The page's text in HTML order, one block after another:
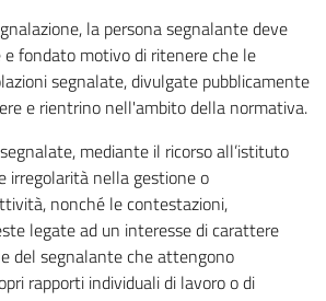
la persona segnalante deve
fondato motivo di ritenere che le
segnalate, divulgate pubblicamente
e rientrino nell'ambito della normativa.
mediante il ricorso all’istituto
irregolarità nella gestione o
nonché le contestazioni,
legate ad un interesse di carattere
del segnalante che attengono
rapporti individuali di lavoro o di